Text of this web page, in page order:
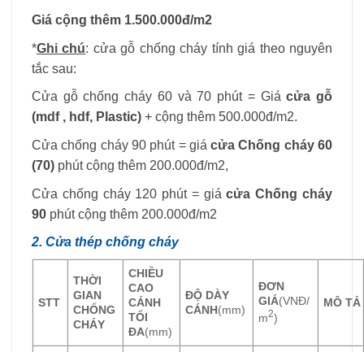
Giá cộng thêm 1.500.000đ/m2
*Ghi chú: cửa gỗ chống cháy tính giá theo nguyên
tắc sau:
Cửa gỗ chống cháy 60 và 70 phút = Giácửa gỗ
(mdf , hdf, Plastic) + cộng thêm 500.000đ/m2.
Cửa chống cháy 90 phút = giácửa Chống cháy 60
(70) phút cộng thêm 200.000đ/m2,
Cửa chống cháy 120 phút = giácửa Chống cháy
90 phút cộng thêm 200.000đ/m2
2. Cửa thép chống cháy
STT
THỜI
GIAN
CHỐNG
CHÁY
CHIỀU
CAO
CÁNH
TỐI
ĐA(mm)
ĐỘ DÀY
CÁNH(mm)
ĐƠN
GIÁ(VNĐ/
m2)
MÔ TẢ